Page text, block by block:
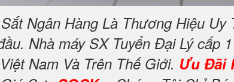
Ngân Hàng Là Thương Hiệu Uy
Nhà máy SX Tuyển Đại Lý cấp
Nam Và Trên Thế Giới. Ưu Đãi